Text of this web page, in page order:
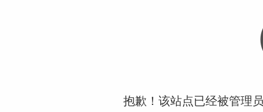
抱歉！该站点已经被管理